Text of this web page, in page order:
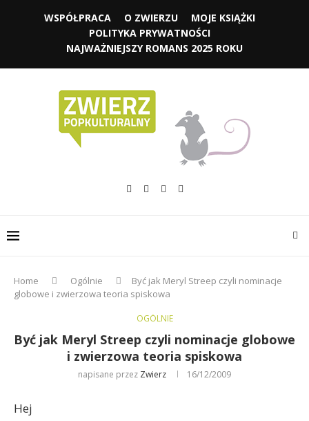
WSPÓŁPRACA O ZWIERZU
MOJE KSIĄŻKI
POLITYKA PRYWATNOŚCI
NAJWAŻNIEJSZY ROMANS 2025 ROKU
Home Ogólnie
Być jak Meryl Streep czyli nominacje
globowe i zwierzowa teoria spiskowa
OGÓLNIE
Być jak Meryl Streep czyli nominacje globowe
i zwierzowa teoria spiskowa
napisane przez Zwierz 16/12/2009
Hej